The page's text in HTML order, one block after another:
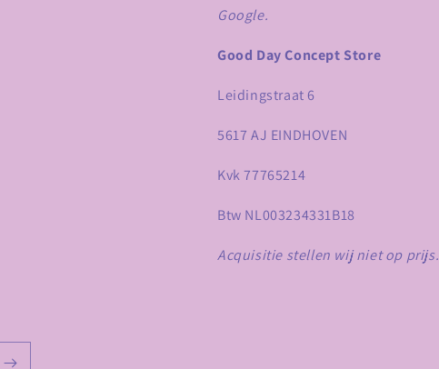
Google.
Good Day Concept Store
Leidingstraat 6
5617 AJ EINDHOVEN
Kvk 77765214
Btw NL003234331B18
Acquisitie stellen wij niet op prijs.